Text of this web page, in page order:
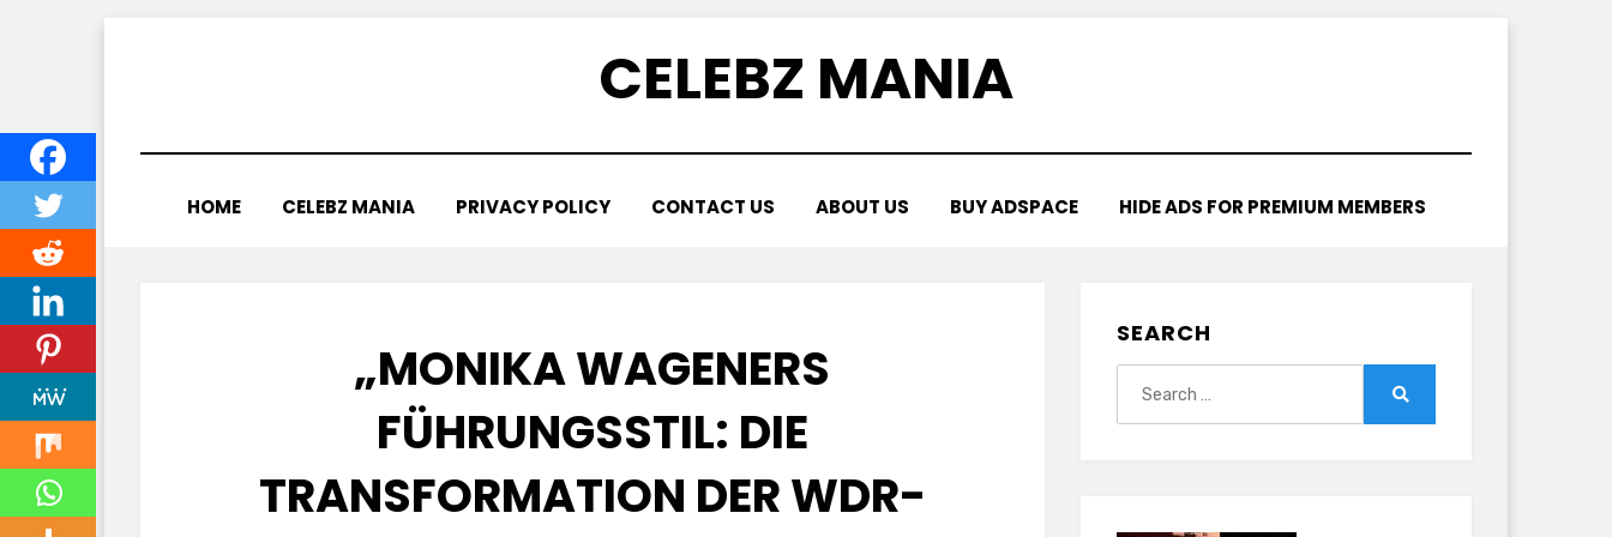
CELEBZ MANIA
HOME CELEBZ MANIA PRIVACY POLICY CONTACT US ABOUT US BUY ADSPACE HIDE ADS FOR PREMIUM MEMBERS
„MONIKA WAGENERS
FÜHRUNGSSTIL: DIE
TRANSFORMATION DER WDR-
SEARCH